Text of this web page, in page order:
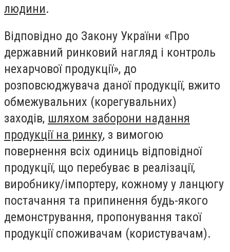
людини.
Відповідно до Закону України «Про
державний ринковий нагляд і контроль
нехарчової продукції», до
розповсюджувача даної продукції, вжито
обмежувальних (корегувальних)
заходів, шляхом заборони надання
продукції на ринку, з вимогою
повернення всіх одиниць відповідної
продукції, що перебуває в реалізації,
виробнику/імпортеру, кожному у ланцюгу
постачання та припинення будь-якого
демонстрування, пропонування такої
продукції споживачам (користувачам).